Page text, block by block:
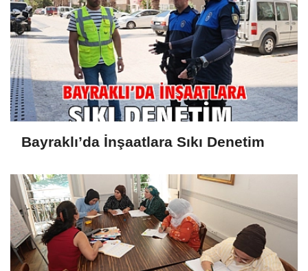
Bayraklı’da İnşaatlara Sıkı Denetim